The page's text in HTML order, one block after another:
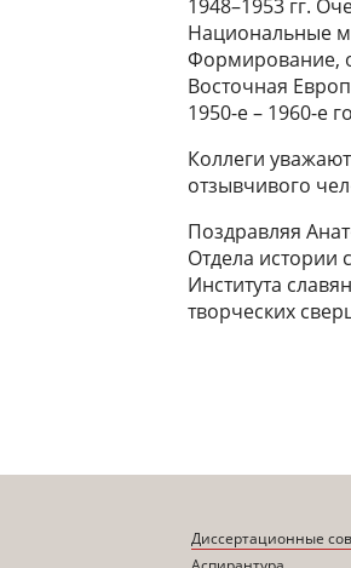
1948–1953 гг.
Национальные
Формирование,
Восточная
1950-е – 1960-е
Коллеги
отзывчивого
Поздравляя
Отдела истории
Института
творческих
Диссертационные